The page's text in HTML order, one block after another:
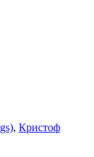
, Кристоф